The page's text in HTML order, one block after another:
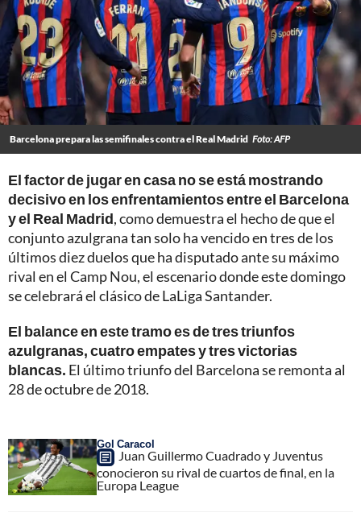
Barcelona prepara las semifinales contra el Real Madrid Foto: AFP
El factor de jugar en casa no se está mostrando
decisivo en los enfrentamientos entre el Barcelona
y el Real Madrid, como demuestra el hecho de que el
conjunto azulgrana tan solo ha vencido en tres de los
últimos diez duelos que ha disputado ante su máximo
rival en el Camp Nou, el escenario donde este domingo
se celebrará el clásico de LaLiga Santander.
El balance en este tramo es de tres triunfos
azulgranas, cuatro empates y tres victorias
blancas. El último triunfo del Barcelona se remonta al
28 de octubre de 2018.
Gol Caracol
Juan Guillermo Cuadrado y Juventus
conocieron su rival de cuartos de final, en la
Europa League